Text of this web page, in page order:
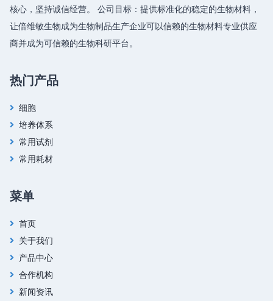
核心，坚持诚信经营。 公司目标：提供标准化的稳定的生物材料，
让倍维敏生物成为生物制品生产企业可以信赖的生物材料专业供应
商并成为可信赖的生物科研平台。
热门产品
细胞
培养体系
常用试剂
常用耗材
菜单
首页
关于我们
产品中心
合作机构
新闻资讯